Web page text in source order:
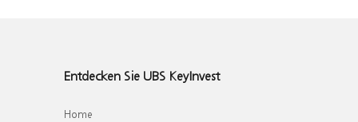
Entdecken Sie UBS KeyInvest
Home